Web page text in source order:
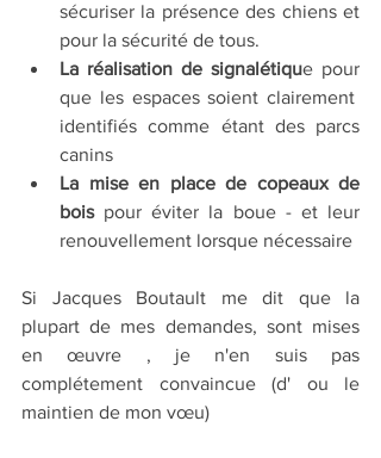
sécuriser la présence des chiens et
pour la sécurité de tous.
La réalisation de signalétique pour
que les espaces soient clairement
identifiés comme étant des parcs
canins
La mise en place de copeaux de
bois pour éviter la boue - et leur
renouvellement lorsque nécessaire
Si Jacques Boutault me dit que la
plupart de mes demandes, sont mises
en œuvre , je n'en suis pas
complétement convaincue (d' ou le
maintien de mon vœu)